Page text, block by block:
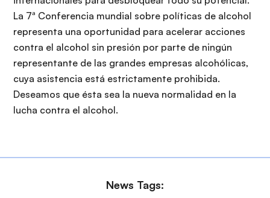
La 7ª Conferencia mundial sobre políticas de alcohol
representa una oportunidad para acelerar acciones
contra el alcohol sin presión por parte de ningún
representante de las grandes empresas alcohólicas,
cuya asistencia está estrictamente prohibida.
Deseamos que ésta sea la nueva normalidad en la
lucha contra el alcohol.
News Tags: